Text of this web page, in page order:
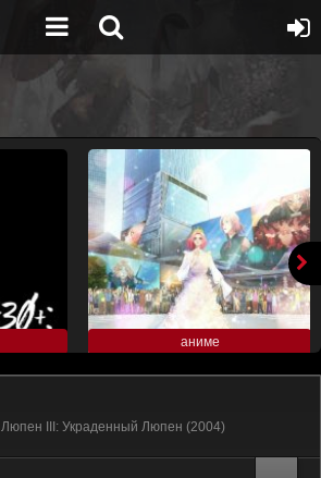
аниме
» Люпен III: Украденный Люпен (2004)